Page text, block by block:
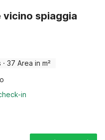
spiaggia
· 37 Area in m²
in